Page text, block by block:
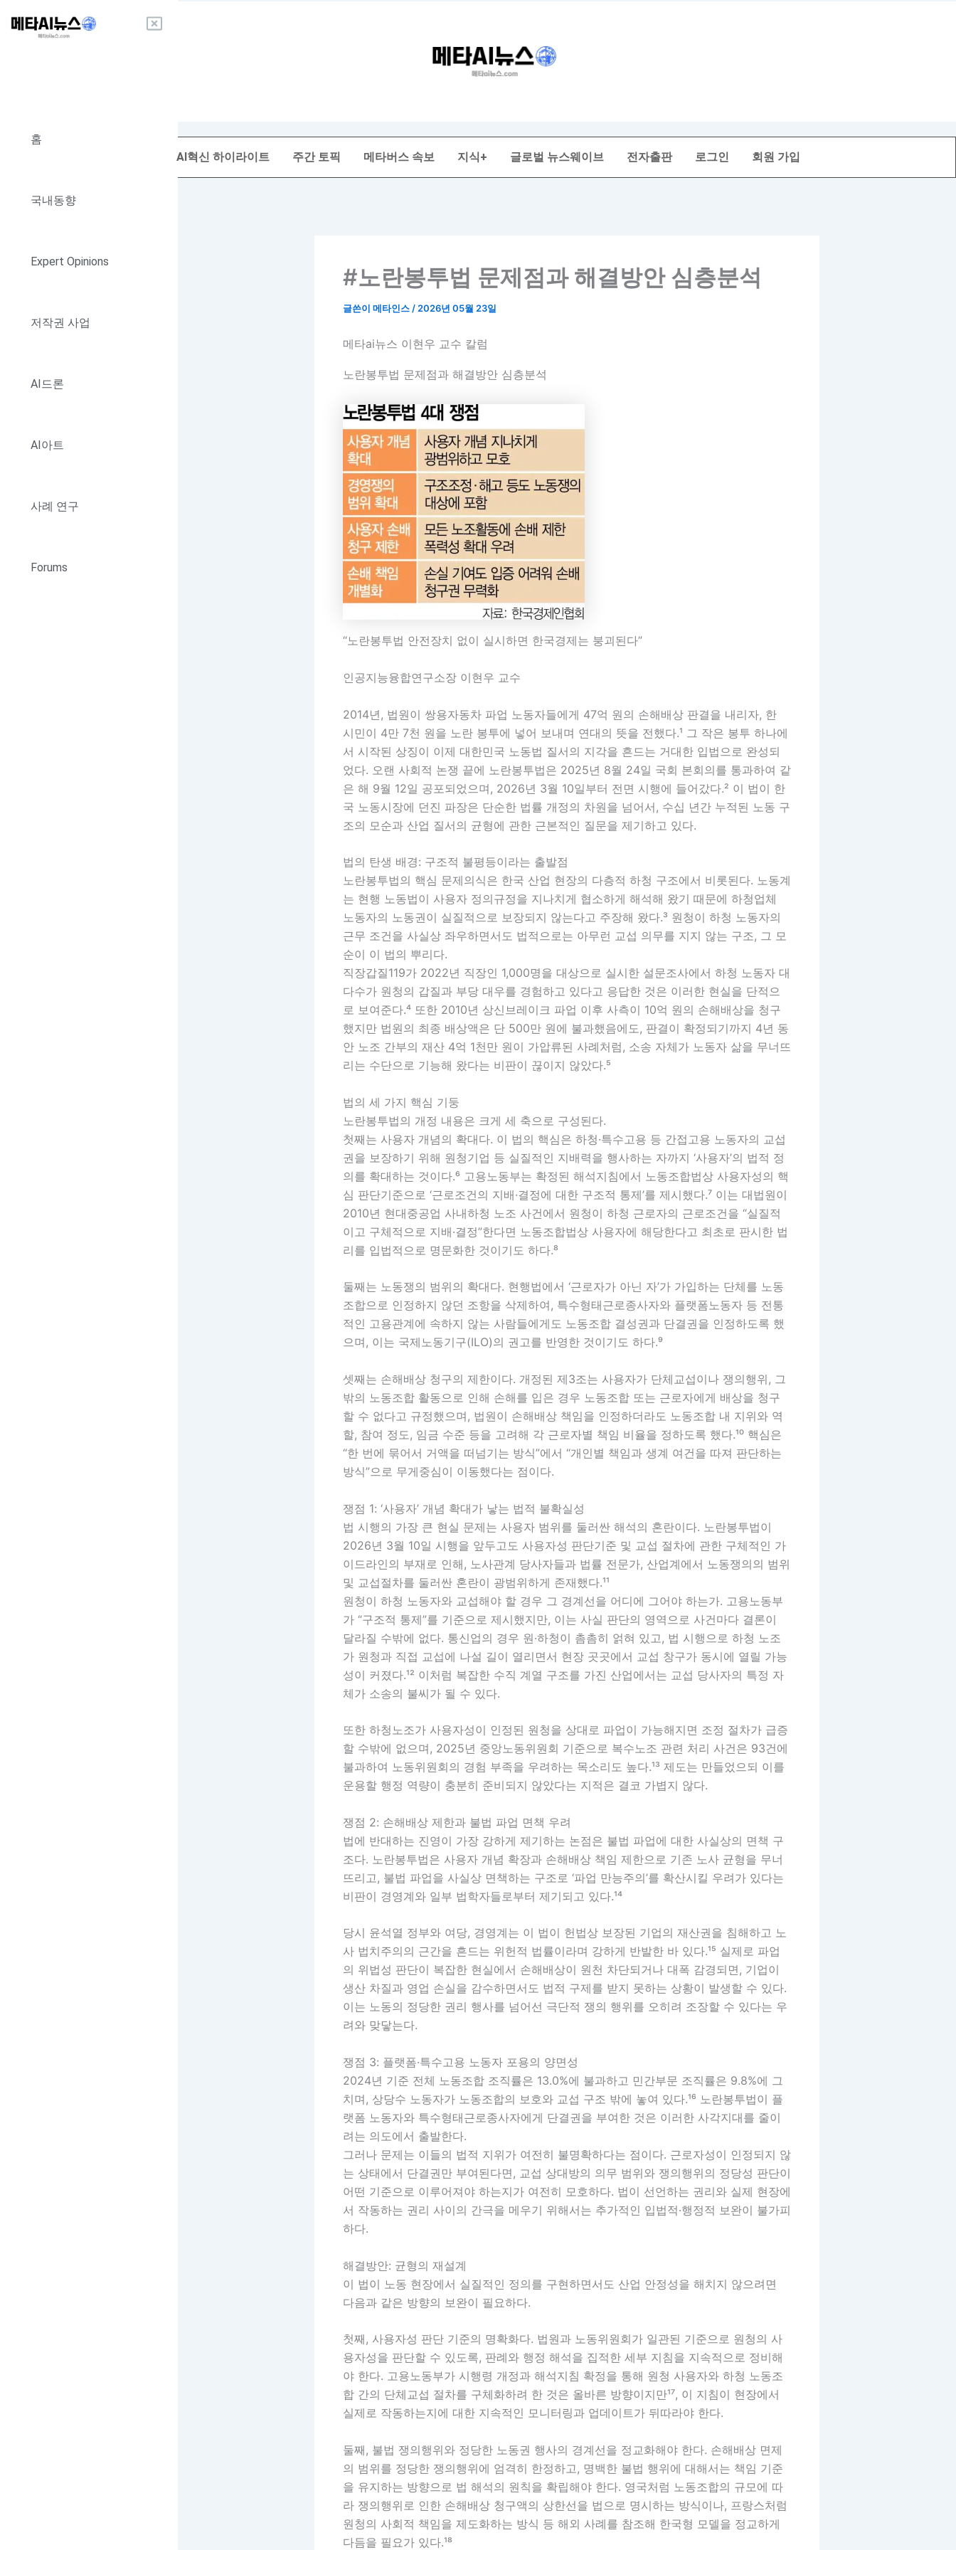
홈
국내동향
Expert Opinions
저작권 사업
AI드론
AI아트
사례 연구
Forums
AI혁신 하이라이트 주간 토픽 메타버스 속보 지식+ 글로벌 뉴스웨이브 전자출판 로그인 회원 가입
#노란봉투법 문제점과 해결방안 심층분석
글쓴이 메타인스/2026년 05월 23일
메타ai뉴스 이현우 교수 칼럼
노란봉투법 문제점과 해결방안 심층분석
“노란봉투법 안전장치 없이 실시하면 한국경제는 붕괴된다”
인공지능융합연구소장 이현우 교수
2014년, 법원이 쌍용자동차 파업 노동자들에게 47억 원의 손해배상 판결을 내리자, 한
시민이 4만 7천 원을 노란 봉투에 넣어 보내며 연대의 뜻을 전했다.¹ 그 작은 봉투 하나에
서 시작된 상징이 이제 대한민국 노동법 질서의 지각을 흔드는 거대한 입법으로 완성되
었다. 오랜 사회적 논쟁 끝에 노란봉투법은 2025년 8월 24일 국회 본회의를 통과하여 같
은 해 9월 12일 공포되었으며, 2026년 3월 10일부터 전면 시행에 들어갔다.² 이 법이 한
국 노동시장에 던진 파장은 단순한 법률 개정의 차원을 넘어서, 수십 년간 누적된 노동 구
조의 모순과 산업 질서의 균형에 관한 근본적인 질문을 제기하고 있다.
법의 탄생 배경: 구조적 불평등이라는 출발점
노란봉투법의 핵심 문제의식은 한국 산업 현장의 다층적 하청 구조에서 비롯된다. 노동계
는 현행 노동법이 사용자 정의규정을 지나치게 협소하게 해석해 왔기 때문에 하청업체
노동자의 노동권이 실질적으로 보장되지 않는다고 주장해 왔다.³ 원청이 하청 노동자의
근무 조건을 사실상 좌우하면서도 법적으로는 아무런 교섭 의무를 지지 않는 구조, 그 모
순이 이 법의 뿌리다.
직장갑질119가 2022년 직장인 1,000명을 대상으로 실시한 설문조사에서 하청 노동자 대
다수가 원청의 갑질과 부당 대우를 경험하고 있다고 응답한 것은 이러한 현실을 단적으
로 보여준다.⁴ 또한 2010년 상신브레이크 파업 이후 사측이 10억 원의 손해배상을 청구
했지만 법원의 최종 배상액은 단 500만 원에 불과했음에도, 판결이 확정되기까지 4년 동
안 노조 간부의 재산 4억 1천만 원이 가압류된 사례처럼, 소송 자체가 노동자 삶을 무너뜨
리는 수단으로 기능해 왔다는 비판이 끊이지 않았다.⁵
법의 세 가지 핵심 기둥
노란봉투법의 개정 내용은 크게 세 축으로 구성된다.
첫째는 사용자 개념의 확대다. 이 법의 핵심은 하청·특수고용 등 간접고용 노동자의 교섭
권을 보장하기 위해 원청기업 등 실질적인 지배력을 행사하는 자까지 ‘사용자’의 법적 정
의를 확대하는 것이다.⁶ 고용노동부는 확정된 해석지침에서 노동조합법상 사용자성의 핵
심 판단기준으로 ‘근로조건의 지배·결정에 대한 구조적 통제’를 제시했다.⁷ 이는 대법원이
2010년 현대중공업 사내하청 노조 사건에서 원청이 하청 근로자의 근로조건을 “실질적
이고 구체적으로 지배·결정”한다면 노동조합법상 사용자에 해당한다고 최초로 판시한 법
리를 입법적으로 명문화한 것이기도 하다.⁸
둘째는 노동쟁의 범위의 확대다. 현행법에서 ‘근로자가 아닌 자’가 가입하는 단체를 노동
조합으로 인정하지 않던 조항을 삭제하여, 특수형태근로종사자와 플랫폼노동자 등 전통
적인 고용관계에 속하지 않는 사람들에게도 노동조합 결성권과 단결권을 인정하도록 했
으며, 이는 국제노동기구(ILO)의 권고를 반영한 것이기도 하다.⁹
셋째는 손해배상 청구의 제한이다. 개정된 제3조는 사용자가 단체교섭이나 쟁의행위, 그
밖의 노동조합 활동으로 인해 손해를 입은 경우 노동조합 또는 근로자에게 배상을 청구
할 수 없다고 규정했으며, 법원이 손해배상 책임을 인정하더라도 노동조합 내 지위와 역
할, 참여 정도, 임금 수준 등을 고려해 각 근로자별 책임 비율을 정하도록 했다.¹⁰ 핵심은
“한 번에 묶어서 거액을 떠넘기는 방식”에서 “개인별 책임과 생계 여건을 따져 판단하는
방식”으로 무게중심이 이동했다는 점이다.
쟁점 1: ‘사용자’ 개념 확대가 낳는 법적 불확실성
법 시행의 가장 큰 현실 문제는 사용자 범위를 둘러싼 해석의 혼란이다. 노란봉투법이
2026년 3월 10일 시행을 앞두고도 사용자성 판단기준 및 교섭 절차에 관한 구체적인 가
이드라인의 부재로 인해, 노사관계 당사자들과 법률 전문가, 산업계에서 노동쟁의의 범위
및 교섭절차를 둘러싼 혼란이 광범위하게 존재했다.¹¹
원청이 하청 노동자와 교섭해야 할 경우 그 경계선을 어디에 그어야 하는가. 고용노동부
가 “구조적 통제”를 기준으로 제시했지만, 이는 사실 판단의 영역으로 사건마다 결론이
달라질 수밖에 없다. 통신업의 경우 원·하청이 촘촘히 얽혀 있고, 법 시행으로 하청 노조
가 원청과 직접 교섭에 나설 길이 열리면서 현장 곳곳에서 교섭 창구가 동시에 열릴 가능
성이 커졌다.¹² 이처럼 복잡한 수직 계열 구조를 가진 산업에서는 교섭 당사자의 특정 자
체가 소송의 불씨가 될 수 있다.
또한 하청노조가 사용자성이 인정된 원청을 상대로 파업이 가능해지면 조정 절차가 급증
할 수밖에 없으며, 2025년 중앙노동위원회 기준으로 복수노조 관련 처리 사건은 93건에
불과하여 노동위원회의 경험 부족을 우려하는 목소리도 높다.¹³ 제도는 만들었으되 이를
운용할 행정 역량이 충분히 준비되지 않았다는 지적은 결코 가볍지 않다.
쟁점 2: 손해배상 제한과 불법 파업 면책 우려
법에 반대하는 진영이 가장 강하게 제기하는 논점은 불법 파업에 대한 사실상의 면책 구
조다. 노란봉투법은 사용자 개념 확장과 손해배상 책임 제한으로 기존 노사 균형을 무너
뜨리고, 불법 파업을 사실상 면책하는 구조로 ‘파업 만능주의’를 확산시킬 우려가 있다는
비판이 경영계와 일부 법학자들로부터 제기되고 있다.¹⁴
당시 윤석열 정부와 여당, 경영계는 이 법이 헌법상 보장된 기업의 재산권을 침해하고 노
사 법치주의의 근간을 흔드는 위헌적 법률이라며 강하게 반발한 바 있다.¹⁵ 실제로 파업
의 위법성 판단이 복잡한 현실에서 손해배상이 원천 차단되거나 대폭 감경되면, 기업이
생산 차질과 영업 손실을 감수하면서도 법적 구제를 받지 못하는 상황이 발생할 수 있다.
이는 노동의 정당한 권리 행사를 넘어선 극단적 쟁의 행위를 오히려 조장할 수 있다는 우
려와 맞닿는다.
쟁점 3: 플랫폼·특수고용 노동자 포용의 양면성
2024년 기준 전체 노동조합 조직률은 13.0%에 불과하고 민간부문 조직률은 9.8%에 그
치며, 상당수 노동자가 노동조합의 보호와 교섭 구조 밖에 놓여 있다.¹⁶ 노란봉투법이 플
랫폼 노동자와 특수형태근로종사자에게 단결권을 부여한 것은 이러한 사각지대를 줄이
려는 의도에서 출발한다.
그러나 문제는 이들의 법적 지위가 여전히 불명확하다는 점이다. 근로자성이 인정되지 않
는 상태에서 단결권만 부여된다면, 교섭 상대방의 의무 범위와 쟁의행위의 정당성 판단이
어떤 기준으로 이루어져야 하는지가 여전히 모호하다. 법이 선언하는 권리와 실제 현장에
서 작동하는 권리 사이의 간극을 메우기 위해서는 추가적인 입법적·행정적 보완이 불가피
하다.
해결방안: 균형의 재설계
이 법이 노동 현장에서 실질적인 정의를 구현하면서도 산업 안정성을 해치지 않으려면
다음과 같은 방향의 보완이 필요하다.
첫째, 사용자성 판단 기준의 명확화다. 법원과 노동위원회가 일관된 기준으로 원청의 사
용자성을 판단할 수 있도록, 판례와 행정 해석을 집적한 세부 지침을 지속적으로 정비해
야 한다. 고용노동부가 시행령 개정과 해석지침 확정을 통해 원청 사용자와 하청 노동조
합 간의 단체교섭 절차를 구체화하려 한 것은 올바른 방향이지만¹⁷, 이 지침이 현장에서
실제로 작동하는지에 대한 지속적인 모니터링과 업데이트가 뒤따라야 한다.
둘째, 불법 쟁의행위와 정당한 노동권 행사의 경계선을 정교화해야 한다. 손해배상 면제
의 범위를 정당한 쟁의행위에 엄격히 한정하고, 명백한 불법 행위에 대해서는 책임 기준
을 유지하는 방향으로 법 해석의 원칙을 확립해야 한다. 영국처럼 노동조합의 규모에 따
라 쟁의행위로 인한 손해배상 청구액의 상한선을 법으로 명시하는 방식이나, 프랑스처럼
원청의 사회적 책임을 제도화하는 방식 등 해외 사례를 참조해 한국형 모델을 정교하게
다듬을 필요가 있다.¹⁸